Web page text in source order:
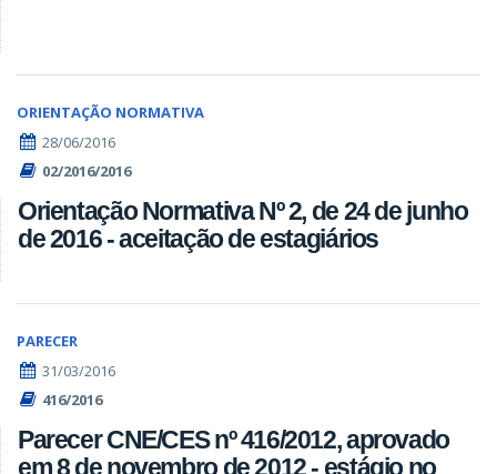
ORIENTAÇÃO NORMATIVA
28/06/2016
02/2016/2016
Orientação Normativa Nº 2, de 24 de junho
de 2016 - aceitação de estagiários
PARECER
31/03/2016
416/2016
Parecer CNE/CES nº 416/2012, aprovado
em 8 de novembro de 2012 - estágio no